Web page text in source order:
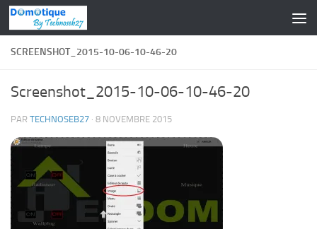
Skip to content
SCREENSHOT_2015-10-06-10-46-20
Screenshot_2015-10-06-10-46-20
PAR TECHNOSEB27 · 8 NOVEMBRE 2015